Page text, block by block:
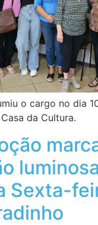
o cargo no dia
da Cultura.
Sexta-